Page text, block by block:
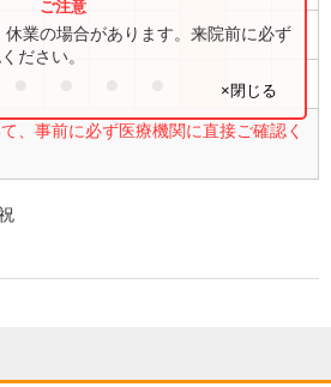
●
、事前に必ず医療機関に直接ご確認く
業の場合があります。来院前に必ず
ださい。
×閉じる